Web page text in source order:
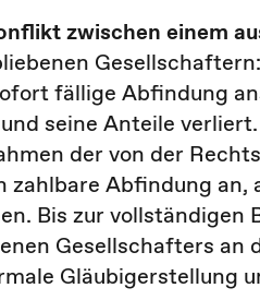
zwischen einem
fällige Abfindung
seine Anteile
der von der
Abfindung an,
Bis zur vollständigen
Gesellschafters an
Gläubigerstellung